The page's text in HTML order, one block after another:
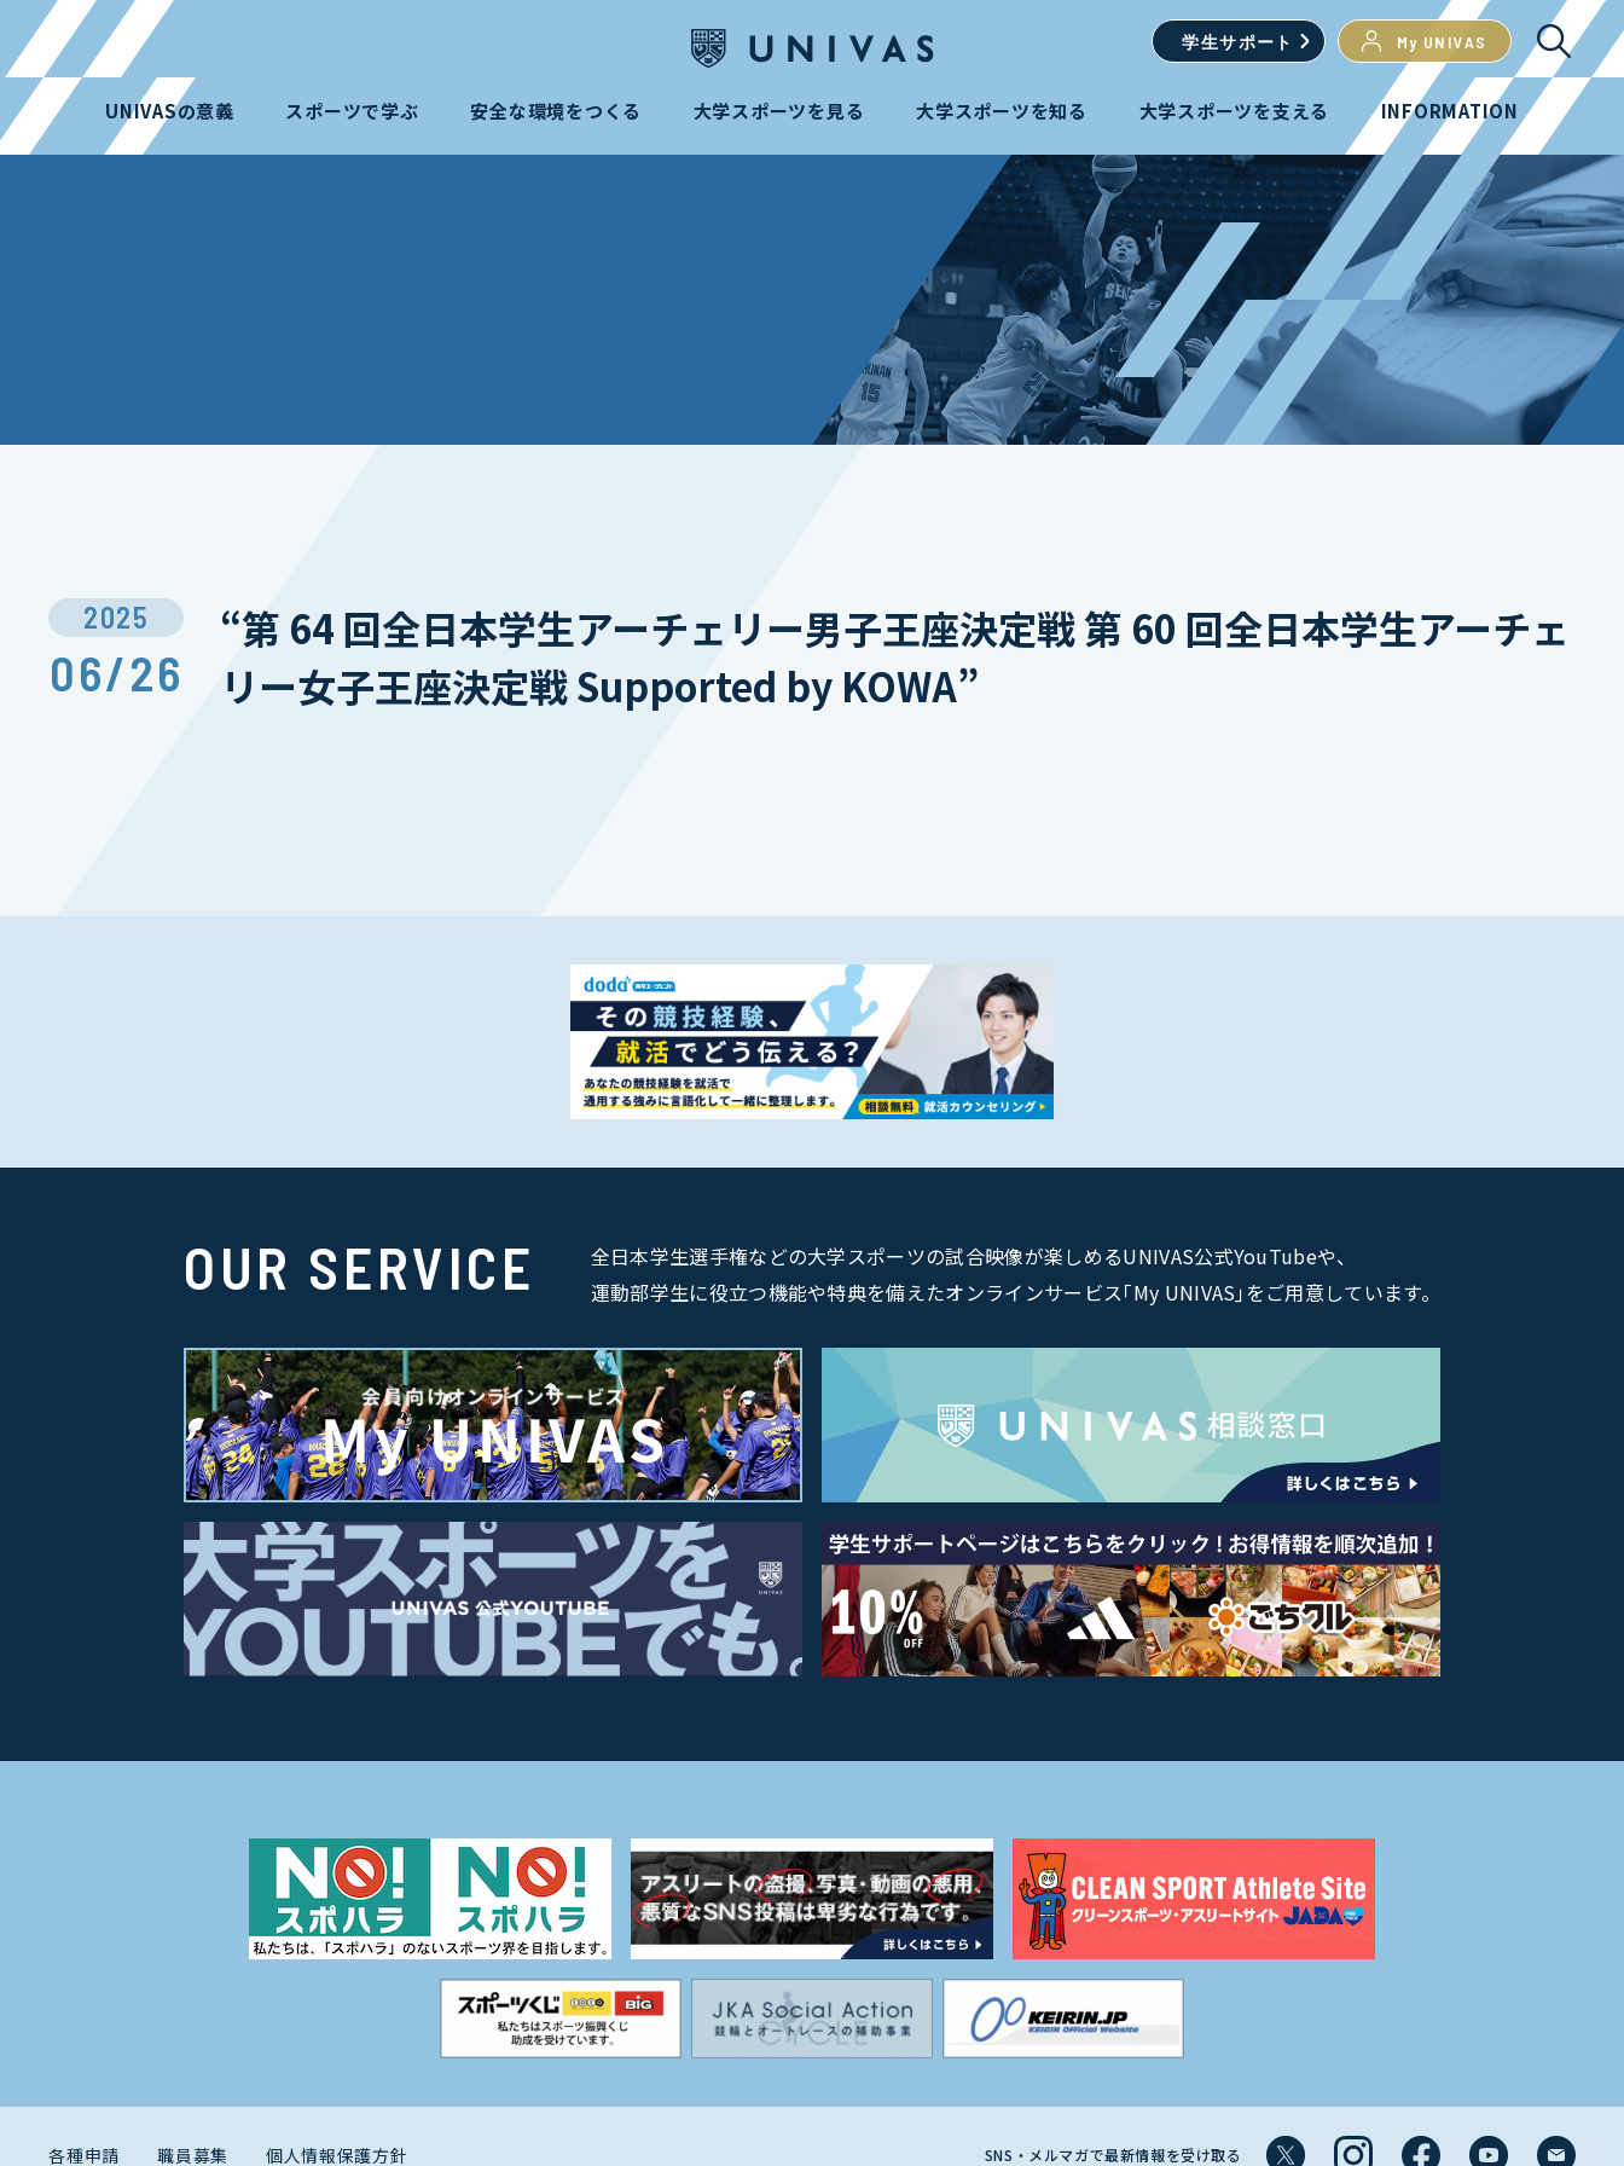
学生サポート My UNIVAS
UNIVASの意義 スポーツで学ぶ 安全な環境をつくる 大学スポーツを見る 大学スポーツを知る 大学スポーツを支える INFORMATION
2025
06/26
“第 64 回全日本学生アーチェリー男子王座決定戦 第 60 回全日本学生アーチェ
リー女子王座決定戦 Supported by KOWA”
OUR SERVICE
全日本学生選手権などの大学スポーツの試合映像が楽しめるUNIVAS公式YouTubeや、
運動部学生に役立つ機能や特典を備えたオンラインサービス｢My UNIVAS｣をご用意しています。
各種申請 職員募集 個人情報保護方針 SNS・メルマガで最新情報を受け取る